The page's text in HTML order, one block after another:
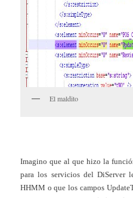
El maldito
Imagino que al que hizo la
para los servicios del DiServer
HHMM o que los campos